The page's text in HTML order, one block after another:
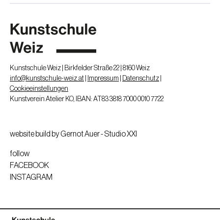
Kunstschule Weiz | Birkfelder Straße 22 | 8160 Weiz
info@kunstschule-weiz.at
Impressum Datenschutz
Cookieeinstellungen
Kunstverein Atelier KO, IBAN: AT83 3818 7000 0010 7722
website build by Gernot Auer - Studio XXI
follow
FACEBOOK
INSTAGRAM